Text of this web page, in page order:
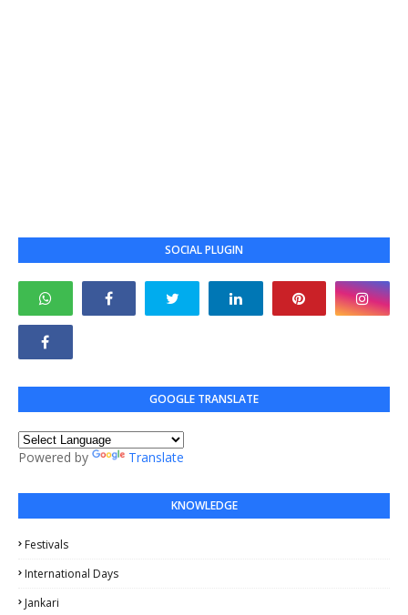
SOCIAL PLUGIN
GOOGLE TRANSLATE
Powered by Translate
KNOWLEDGE
Festivals
International Days
Jankari